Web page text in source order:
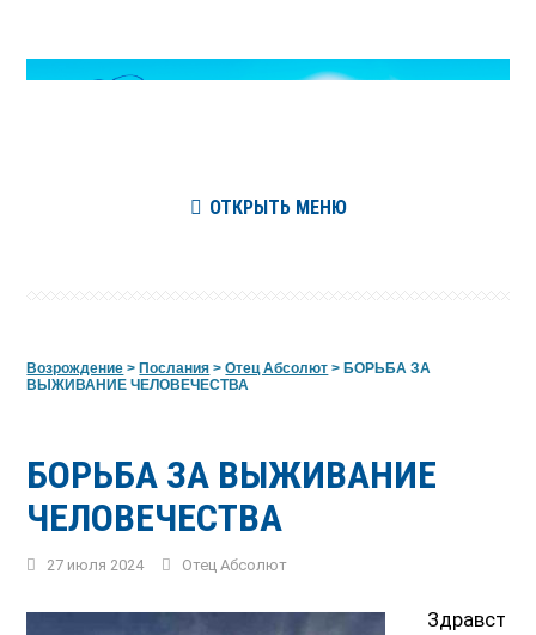
ОТКРЫТЬ МЕНЮ
Возрождение >Послания >Отец Абсолют >БОРЬБА ЗА
ВЫЖИВАНИЕ ЧЕЛОВЕЧЕСТВА
БОРЬБА ЗА ВЫЖИВАНИЕ
ЧЕЛОВЕЧЕСТВА
27 июля 2024 Отец Абсолют
Здравст